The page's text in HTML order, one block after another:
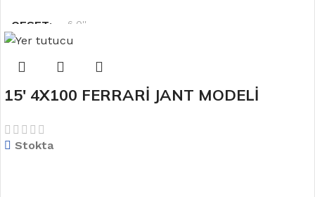
OFSET 6.0''
RENK Siyah
JANT ÖLÇÜSÜ
15′ 4X100 FERRARİ JANT MODELİ
Stokta